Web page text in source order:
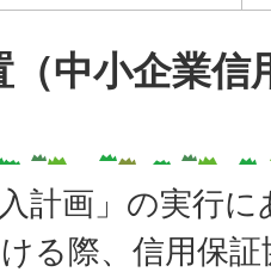
（中小企業信
入計画」の実行
る際、信用保